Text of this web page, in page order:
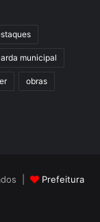
municipal
obras
|
Prefeitura